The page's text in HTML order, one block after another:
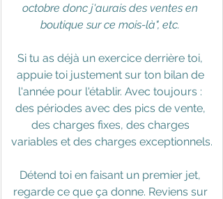
octobre donc j'aurais des ventes en
boutique sur ce mois-là", etc.
Si tu as déjà un exercice derrière toi,
appuie toi justement sur ton bilan de
l'année pour l'établir. Avec toujours :
des périodes avec des pics de vente,
des charges fixes, des charges
variables et des charges exceptionnels.
Détend toi en faisant un premier jet,
regarde ce que ça donne. Reviens sur